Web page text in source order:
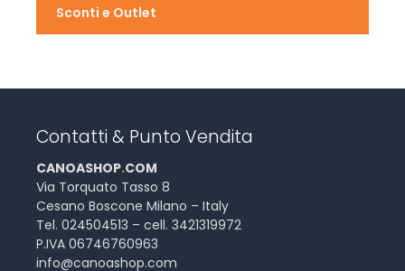
Sconti e Outlet
Contatti & Punto Vendita
CANOASHOP.COM
Via Torquato Tasso 8
Cesano Boscone Milano – Italy
Tel. 024504513 – cell. 3421319972
P.IVA 06746760963
info@canoashop.com